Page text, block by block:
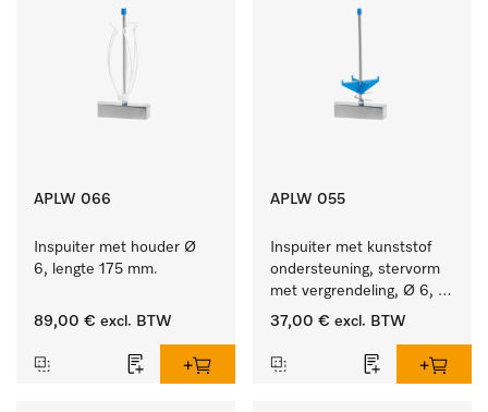
APLW 066
Inspuiter met houder Ø
6, lengte 175 mm.
89,00 € excl. BTW
APLW 055
Inspuiter met kunststof
ondersteuning, stervorm
met vergrendeling, Ø 6,
lengte 175 mm.
37,00 € excl. BTW